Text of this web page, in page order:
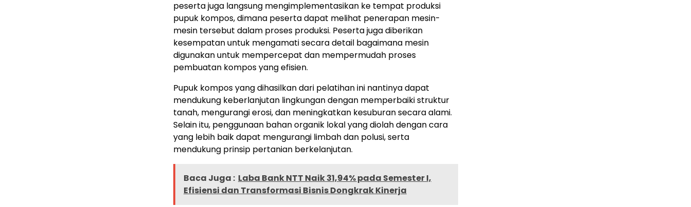
peserta juga langsung mengimplementasikan ke tempat produksi
pupuk kompos, dimana peserta dapat melihat penerapan mesin-
mesin tersebut dalam proses produksi. Peserta juga diberikan
kesempatan untuk mengamati secara detail bagaimana mesin
digunakan untuk mempercepat dan mempermudah proses
pembuatan kompos yang efisien.
Pupuk kompos yang dihasilkan dari pelatihan ini nantinya dapat
mendukung keberlanjutan lingkungan dengan memperbaiki struktur
tanah, mengurangi erosi, dan meningkatkan kesuburan secara alami.
Selain itu, penggunaan bahan organik lokal yang diolah dengan cara
yang lebih baik dapat mengurangi limbah dan polusi, serta
mendukung prinsip pertanian berkelanjutan.
Baca Juga : Laba Bank NTT Naik 31,94% pada Semester I,
Efisiensi dan Transformasi Bisnis Dongkrak Kinerja